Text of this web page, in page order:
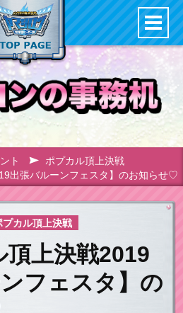
ト
ポプカル頂上決戦
出張バルーンフェスタ】のお知らせ♡
プカル頂上決戦
頂上決戦2019
フェスタ】の